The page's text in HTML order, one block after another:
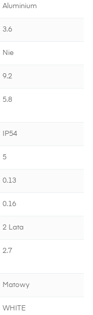
Aluminium
3.6
Nie
9.2
5.8
IP54
5
0.13
0.16
2 Lata
2.7
Matowy
WHITE